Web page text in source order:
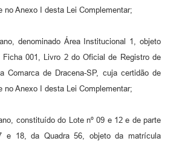
no Anexo I desta Lei Complementar;
denominado Área Institucional 1, objeto
001, Livro 2 do Oficial de Registro de
Comarca de Dracena-SP, cuja certidão de
no Anexo I desta Lei Complementar;
constituído do Lote nº 09 e 12 e de parte
e 18, da Quadra 56, objeto da matrícula